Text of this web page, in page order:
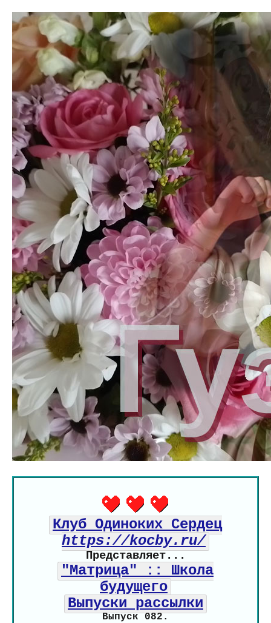
Клуб Одиноких Сердец
https://kocby.ru/
Представляет...
"Матрица" :: Школа
будущего
Выпуски рассылки
Выпуск 082.